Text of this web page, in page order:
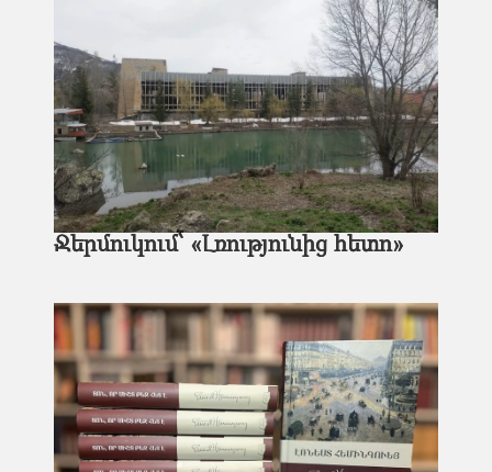
Ջերմուկում՝ «Լռությունից հետո»